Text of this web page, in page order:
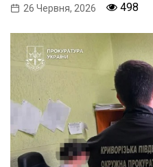
26 Червня, 2026 498